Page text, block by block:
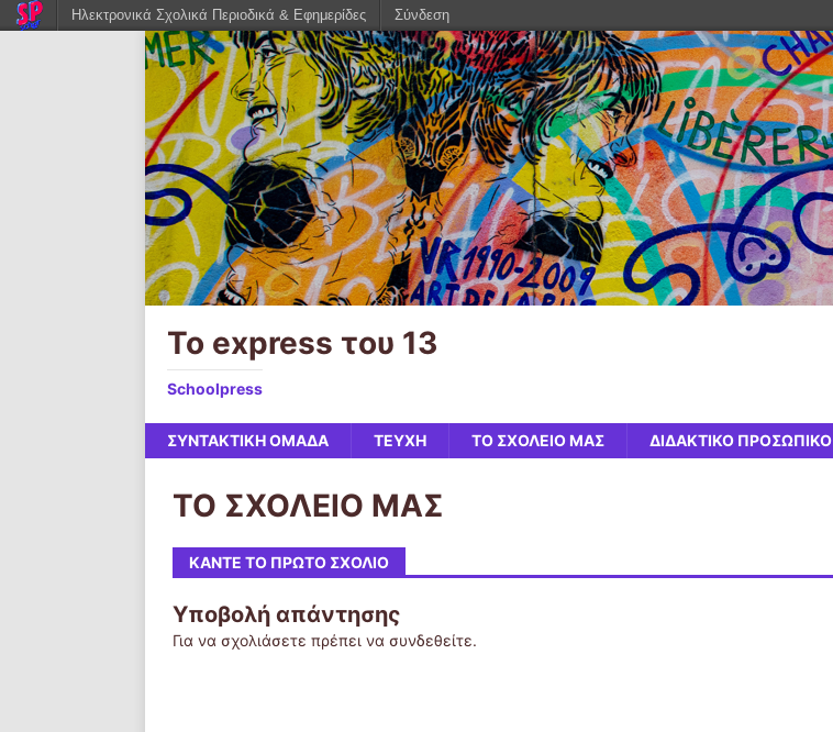
Το express του 13
Schoolpress
ΣΥΝΤΑΚΤΙΚΗ ΟΜΑΔΑ ΤΕΥΧΗ ΤΟ ΣΧΟΛΕΙΟ ΜΑΣ ΔΙΔΑΚΤΙΚΟ ΠΡΟΣΩΠΙΚΟ
ΤΟ ΣΧΟΛΕΙΟ ΜΑΣ
ΚΆΝΤΕ ΤΟ ΠΡΏΤΟ ΣΧΌΛΙΟ
Υποβολή απάντησης
Για να σχολιάσετε πρέπει να συνδεθείτε.
Ηλεκτρονικά Σχολικά Περιοδικά & Εφημερίδες Σύνδεση